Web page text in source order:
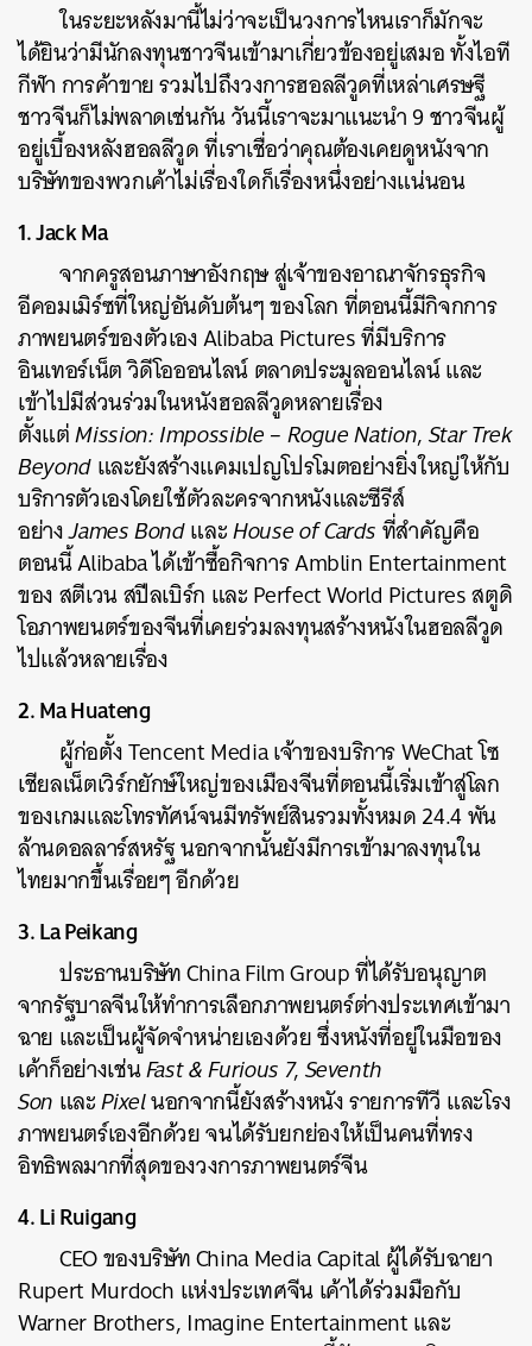
ในระยะหลังมานี้ไม่ว่าจะเป็นวงการไหนเราก็มักจะ
ได้ยินว่ามีนักลงทุนชาวจีนเข้ามาเกี่ยวข้องอยู่เสมอ ทั้งไอที
กีฬา การค้าขาย รวมไปถึงวงการฮอลลีวูดที่เหล่าเศรษฐี
ชาวจีนก็ไม่พลาดเช่นกัน วันนี้เราจะมาแนะนำ 9 ชาวจีนผู้
อยู่เบื้องหลังฮอลลีวูด ที่เราเชื่อว่าคุณต้องเคยดูหนังจาก
บริษัทของพวกเค้าไม่เรื่องใดก็เรื่องหนึ่งอย่างแน่นอน
1. Jack Ma
จากครูสอนภาษาอังกฤษ สู่เจ้าของอาณาจักรธุรกิจ
อีคอมเมิร์ซที่ใหญ่อันดับต้นๆ ของโลก ที่ตอนนี้มีกิจกการ
ภาพยนตร์ของตัวเอง Alibaba Pictures ที่มีบริการ
อินเทอร์เน็ต วิดีโอออนไลน์ ตลาดประมูลออนไลน์ และ
เข้าไปมีส่วนร่วมในหนังฮอลลีวูดหลายเรื่อง
ตั้งแต่Mission: Impossible – Rogue Nation,Star Trek
Beyondและยังสร้างแคมเปญโปรโมตอย่างยิ่งใหญ่ให้กับ
บริการตัวเองโดยใช้ตัวละครจากหนังและซีรีส์
อย่างJames BondและHouse of Cardsที่สำคัญคือ
ตอนนี้ Alibaba ได้เข้าซื้อกิจการ Amblin Entertainment
ของ สตีเวน สปีลเบิร์ก และ Perfect World Pictures สตูดิ
โอภาพยนตร์ของจีนที่เคยร่วมลงทุนสร้างหนังในฮอลลีวูด
ไปแล้วหลายเรื่อง
2. Ma Huateng
ผู้ก่อตั้ง Tencent Media เจ้าของบริการ WeChat โซ
เชียลเน็ตเวิร์กยักษ์ใหญ่ของเมืองจีนที่ตอนนี้เริ่มเข้าสู่โลก
ของเกมและโทรทัศน์จนมีทรัพย์สินรวมทั้งหมด 24.4 พัน
ล้านดอลลาร์สหรัฐ นอกจากนั้นยังมีการเข้ามาลงทุนใน
ไทยมากขึ้นเรื่อยๆ อีกด้วย
3. La Peikang
ประธานบริษัท China Film Group ที่ได้รับอนุญาต
จากรัฐบาลจีนให้ทำการเลือกภาพยนตร์ต่างประเทศเข้ามา
ฉาย และเป็นผู้จัดจำหน่ายเองด้วย ซึ่งหนังที่อยู่ในมือของ
เค้าก็อย่างเช่นFast & Furious 7,Seventh
Son และPixelนอกจากนี้ยังสร้างหนัง รายการทีวี และโรง
ภาพยนตร์เองอีกด้วย จนได้รับยกย่องให้เป็นคนที่ทรง
อิทธิพลมากที่สุดของวงการภาพยนตร์จีน
4. Li Ruigang
CEO ของบริษัท China Media Capital ผู้ได้รับฉายา
Rupert Murdoch แห่งประเทศจีน เค้าได้ร่วมมือกับ
Warner Brothers, Imagine Entertainment และ